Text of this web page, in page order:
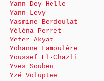
Yann Dey-Helle
Yann Levy
Yasmine Berdoulat
Yéléna Perret
Yeter Akyaz
Yohanne Lamoulère
Youssef El-Chazli
Yves Souben
Yzé Voluptée